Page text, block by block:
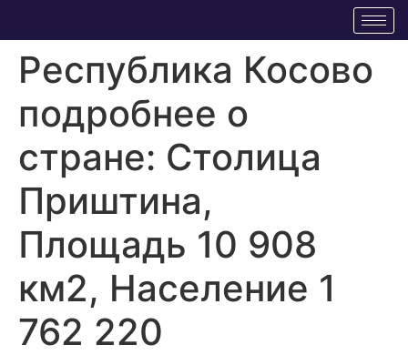
Республика Косово
подробнее о
стране: Столица
Приштина,
Площадь 10 908
км2, Население 1
762 220